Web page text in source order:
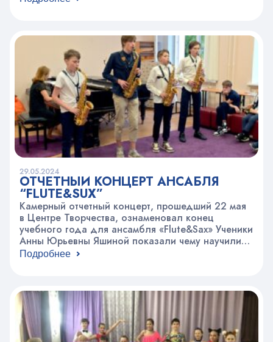
Крамского (1912-1973). Рассказывал о своей
жизни сам композитор (через видеозаписи), и в
каждом фрагменте этого рассказа ребята
находили нечто совершенно удивительное. И,…
29.05.2024
ОТЧЕТНЫЙ КОНЦЕРТ АНСАБЛЯ
“FLUTE&SUX”
Камерный отчетный концерт, прошедший 22 мая
в Центре Творчества, ознаменовал конец
учебного года для ансамбля «Flute&Sax» Ученики
Анны Юрьевны Яшиной показали чему научились.
Волшебные звуки музыки струились из флейт,
Ларионовой. Пришедшие родители и
выступающие ребята насладились «Шарманкой»
Шостаковича и почувствовали себя настоящими
покорителями морей, услышав произведение
из…
Подробнее